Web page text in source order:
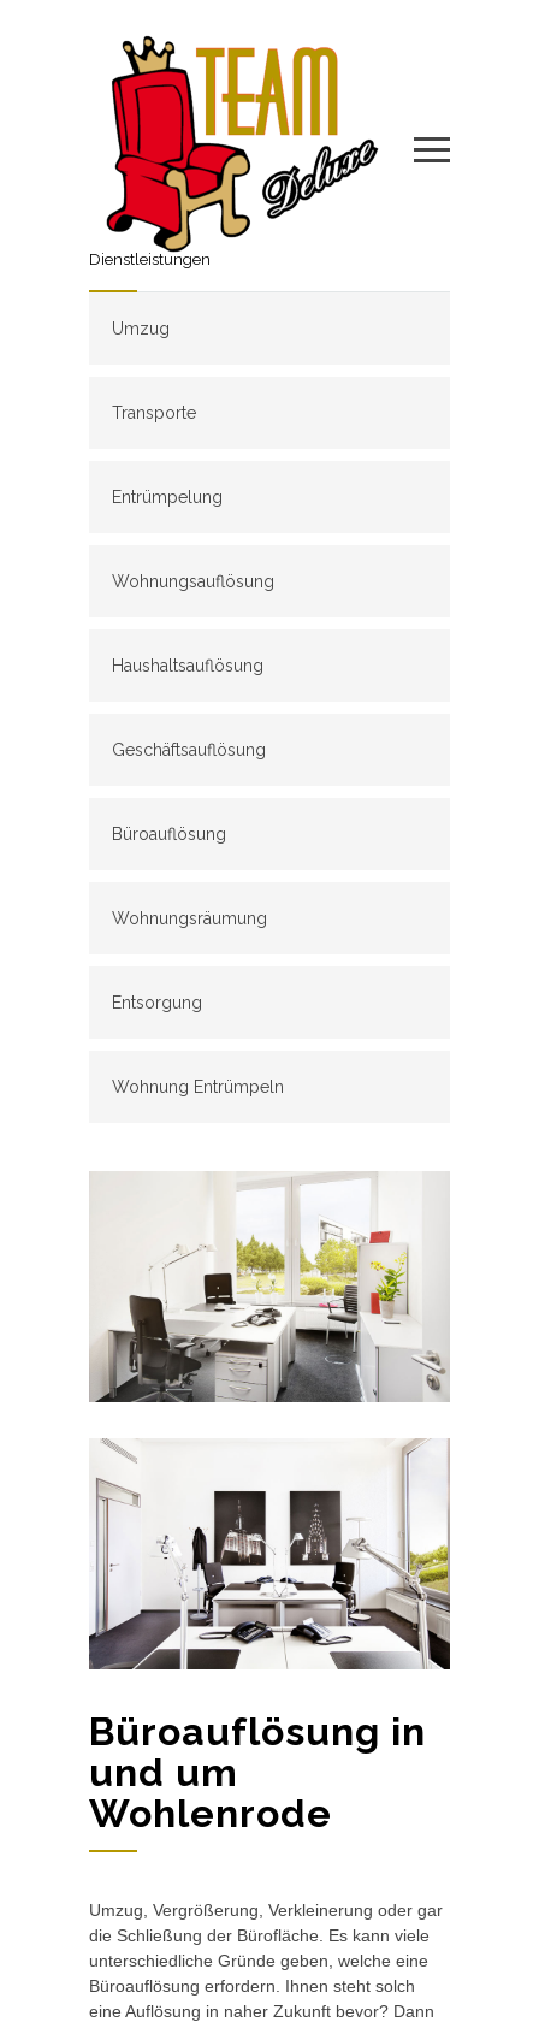
Dienstleistungen
Umzug
Transporte
Entrümpelung
Wohnungsauflösung
Haushaltsauflösung
Geschäftsauflösung
Büroauflösung
Wohnungsräumung
Entsorgung
Wohnung Entrümpeln
Büroauflösung in
und um
Wohlenrode
Umzug, Vergrößerung, Verkleinerung oder gar
die Schließung der Bürofläche. Es kann viele
unterschiedliche Gründe geben, welche eine
Büroauflösung erfordern. Ihnen steht solch
eine Auflösung in naher Zukunft bevor? Dann